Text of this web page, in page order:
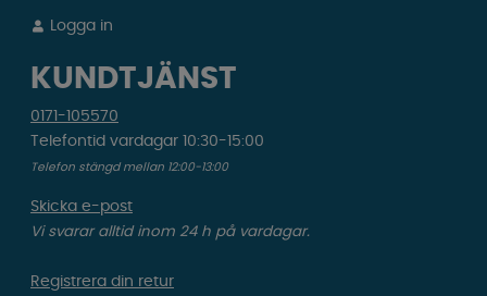
Logga in
KUNDTJÄNST
0171-105570
Telefontid vardagar 10:30-15:00
Telefon stängd mellan 12:00-13:00
Skicka e-post
Vi svarar alltid inom 24 h på vardagar.
Registrera din retur